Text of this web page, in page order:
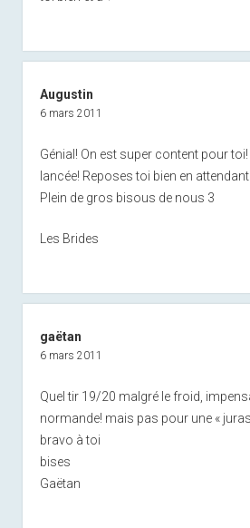
Augustin
6 mars 2011
Génial! On est super content pour
lancée! Reposes toi bien en attendant
Plein de gros bisous de nous 3
Les Brides
gaëtan
6 mars 2011
Quel tir 19/20 malgré le froid,
normande! mais pas pour une «
bravo à toi
bises
Gaëtan